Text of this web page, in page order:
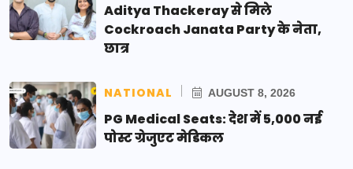
Aditya Thackeray से मिले
Cockroach Janata Party के नेता,
छात्र
NATIONAL AUGUST 8, 2026
PG Medical Seats: देश में 5,000 नई
पोस्ट ग्रेजुएट मेडिकल